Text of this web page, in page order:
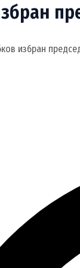
избран